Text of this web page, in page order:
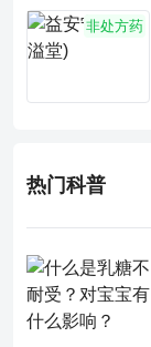
非处方药
热门科普